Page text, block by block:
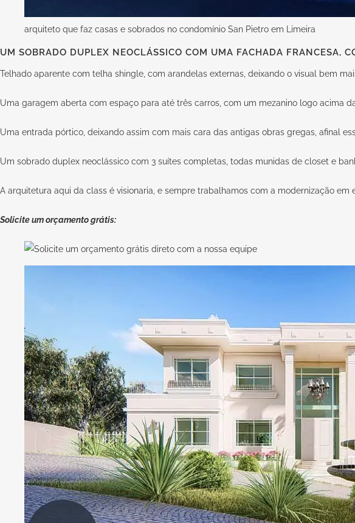
arquiteto que faz casas e sobrados no condomínio San Pietro em Limeira
UM SOBRADO DUPLEX NEOCLÁSSICO COM UMA FACHADA FRANCESA,
Telhado aparente com telha shingle, com arandelas externas, deixando o visual bem
Uma garagem aberta com espaço para até três carros, com um mezanino logo acima
Uma entrada pórtico, deixando assim com mais cara das antigas obras gregas, afinal
Um sobrado duplex neoclássico com 3 suítes completas, todas munidas de closet e
A arquitetura aqui da class é visionaria, e sempre trabalhamos com a modernização
Solicite um orçamento grátis: